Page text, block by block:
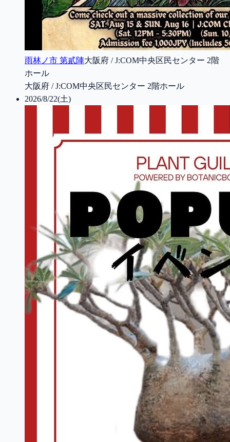
雨林ノ市 第貳陣大阪府 / J:COM中央区民センター 2階
ホール
大阪府 / J:COM中央区民センター 2階ホール
2026/8/22(土)